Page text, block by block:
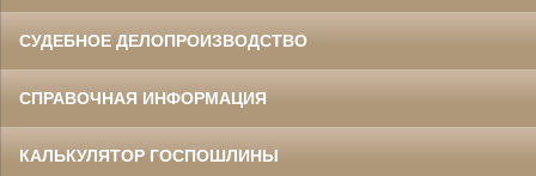
СУДЕБНОЕ ДЕЛОПРОИЗВОДСТВО
СПРАВОЧНАЯ ИНФОРМАЦИЯ
КАЛЬКУЛЯТОР ГОСПОШЛИНЫ